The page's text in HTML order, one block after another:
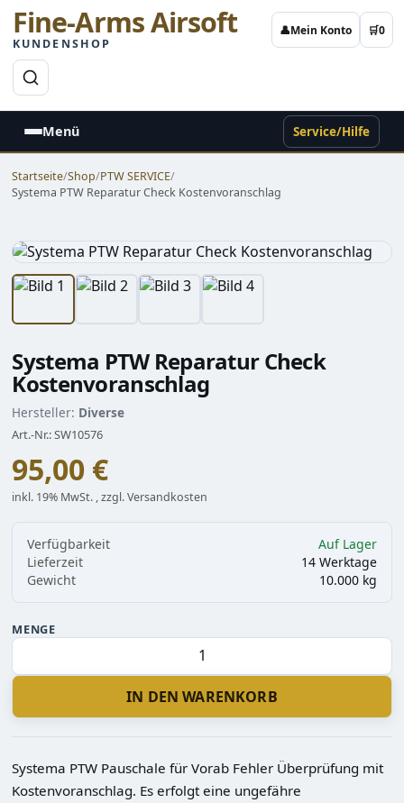
Fine-Arms Airsoft
KUNDENSHOP
👤Mein Konto 🛒0
Menü Service/Hilfe
Startseite/Shop/PTW SERVICE/
Systema PTW Reparatur Check Kostenvoranschlag
Systema PTW Reparatur Check
Kostenvoranschlag
Hersteller: Diverse
Art.-Nr.: SW10576
95,00 €
inkl. 19% MwSt. , zzgl. Versandkosten
Verfügbarkeit
Auf Lager
Lieferzeit
14 Werktage
Gewicht
10.000 kg
MENGE
IN DEN WARENKORB
Systema PTW Pauschale für Vorab Fehler Überprüfung mit
Kostenvoranschlag. Es erfolgt eine ungefähre